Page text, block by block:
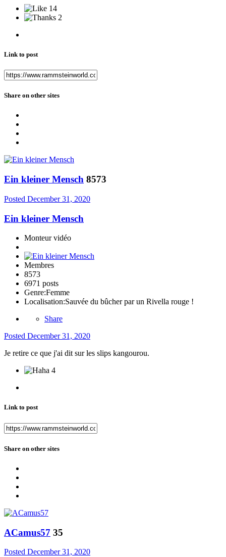
14
2
Link to post
Share on other sites
Ein kleiner Mensch 8573
Posted December 31, 2020
Ein kleiner Mensch
Monteur vidéo
Membres
8573
6971 posts
Genre:Femme
Localisation:Sauvée du bûcher par un Rivella rouge !
Share
Posted December 31, 2020
Je retire ce que j'ai dit sur les slips kangourou.
4
Link to post
Share on other sites
ACamus57 35
Posted December 31, 2020